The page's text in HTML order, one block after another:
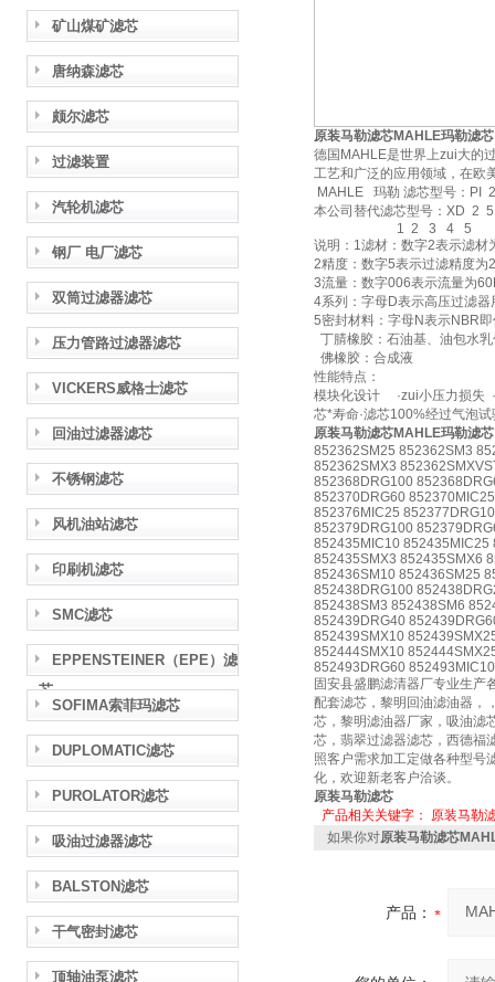
矿山煤矿滤芯
唐纳森滤芯
颇尔滤芯
过滤装置
汽轮机滤芯
钢厂 电厂滤芯
双筒过滤器滤芯
压力管路过滤器滤芯
VICKERS威格士滤芯
回油过滤器滤芯
不锈钢滤芯
风机油站滤芯
印刷机滤芯
SMC滤芯
EPPENSTEINER（EPE）滤
芯
SOFIMA索菲玛滤芯
DUPLOMATIC滤芯
PUROLATOR滤芯
吸油过滤器滤芯
BALSTON滤芯
干气密封滤芯
顶轴油泵滤芯
原装马勒滤芯MAHLE玛勒滤
德国MAHLE是世界上zui大的
工艺和广泛的应用领域，在欧
MAHLE 玛勒 滤芯型号：
本公司替代滤芯型号：XD
1 2 3 4 5
说明：1滤材：数字2表示滤材
2精度：数字5表示过滤精度为
3流量：数字006表示流量为
4系列：字母D表示高压过滤
5密封材料：字母N表示NBR
丁腈橡胶：石油基、油包水
佛橡胶：合成液
性能特点：
模块化设计 ·zui小压力损失
芯*寿命·滤芯100%经过气泡试
原装马勒滤芯MAHLE玛勒滤
852362SM25 852362SM3
852362SMX3
852368DRG100
852370DRG60
852376MIC25
852379DRG100
852435MIC10
852435SMX3 852435SMX6
852436SM10 852436SM25
852438DRG100
852438SM3 852438SM6
852439DRG40
852439SMX10
852444SMX10
852493DRG60
固安县盛鹏滤清器厂专业生产
配套滤芯，黎明回油滤油器，
芯，黎明滤油器厂家，吸油滤
芯，翡翠过滤器滤芯，西德福
照客户需求加工定做各种型号
化，欢迎新老客户洽谈。
原装马勒滤芯
产品相关关键字： 原装马勒
如果你对原装马勒滤芯
产品：